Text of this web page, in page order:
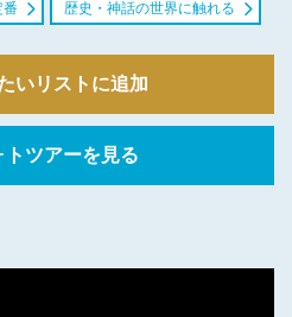
番 歴史・神話の世界に触れる
いリストに追加
トツアーを見る